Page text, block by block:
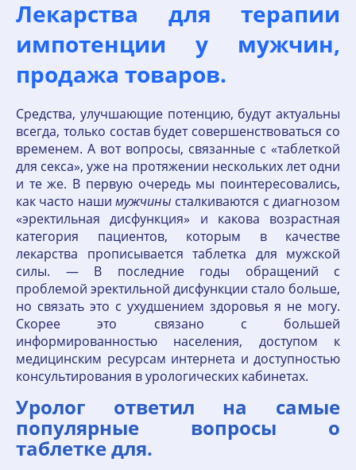
Лекарства для терапии
импотенции у мужчин,
продажа товаров.
Средства, улучшающие потенцию, будут актуальны
всегда, только состав будет совершенствоваться со
временем. А вот вопросы, связанные с «таблеткой
для секса», уже на протяжении нескольких лет одни
и те же. В первую очередь мы поинтересовались,
как часто наши мужчины сталкиваются с диагнозом
«эректильная дисфункция» и какова возрастная
категория пациентов, которым в качестве
лекарства прописывается таблетка для мужской
силы. — В последние годы обращений с
проблемой эректильной дисфункции стало больше,
но связать это с ухудшением здоровья я не могу.
Скорее это связано с большей
информированностью населения, доступом к
медицинским ресурсам интернета и доступностью
консультирования в урологических кабинетах.
Уролог ответил на самые
популярные вопросы о
таблетке для.